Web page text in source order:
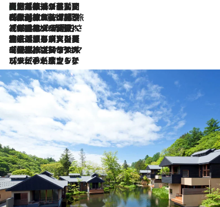
2026.8.5
【厳選旅コスメ】国内をあちこち移動する河井菜摘が選んだ夏旅ベストコスメ発表！「リラックスアイテムはマスト」【Mサイズジップ】
2026.8.4
【厳選旅コスメ】「紫外線＆乾燥対策しながらメイク感も！」ヘア＆メイクGeorgeが選んだ夏旅ベストコスメを発表！【Mサイズジップ】
2026.8.3
【厳選旅コスメ】「保湿もタイパ重視！」“サウナ好き”タレント清水みさとが愛用する夏旅ベストコスメを発表！【Mサイズジップ】
2026.8.2
【厳選旅コスメ】美容家・瀬戸麻実の夏旅ベストコスメを発表！「ストレスなく使えるクレンジング＆洗顔は必須」【Mサイズジップ】
2026.8.1
【厳選旅コスメ】「UV＆美白ケアはマスト！」フリーアナウンサー宇賀なつみの夏旅ベストコスメを発表！【Mサイズジップ】
2026.7.23
【リピート確定！】ハワイの名店ランチプレートとサンドイッチ、手が止まらない人気ドーナツ